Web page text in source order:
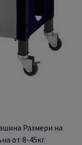
Размери на
от 8-45кг.